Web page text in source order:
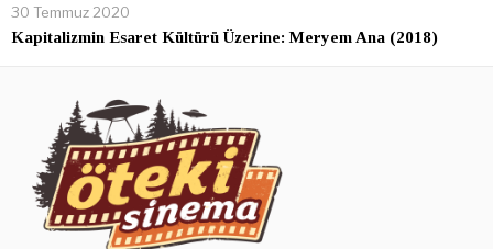
30 Temmuz 2020
Kapitalizmin Esaret Kültürü Üzerine: Meryem Ana (2018)